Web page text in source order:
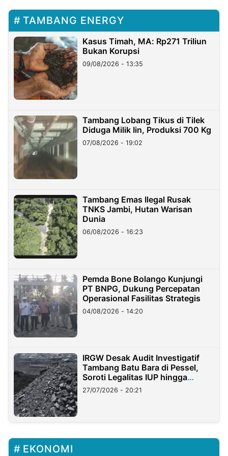
TAMBANG ENERGY
Kasus Timah, MA: Rp271 Triliun
Bukan Korupsi
09/08/2026 - 13:35
Tambang Lobang Tikus di Tilek
Diduga Milik Iin, Produksi 700 Kg
07/08/2026 - 19:02
Tambang Emas Ilegal Rusak
TNKS Jambi, Hutan Warisan
Dunia
06/08/2026 - 16:23
Pemda Bone Bolango Kunjungi
PT BNPG, Dukung Percepatan
Operasional Fasilitas Strategis
04/08/2026 - 14:20
IRGW Desak Audit Investigatif
Tambang Batu Bara di Pessel,
Soroti Legalitas IUP hingga
Stockpile
27/07/2026 - 20:21
EKONOMI